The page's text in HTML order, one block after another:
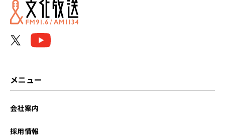
2025年07月
メニュー
会社案内
採用情報